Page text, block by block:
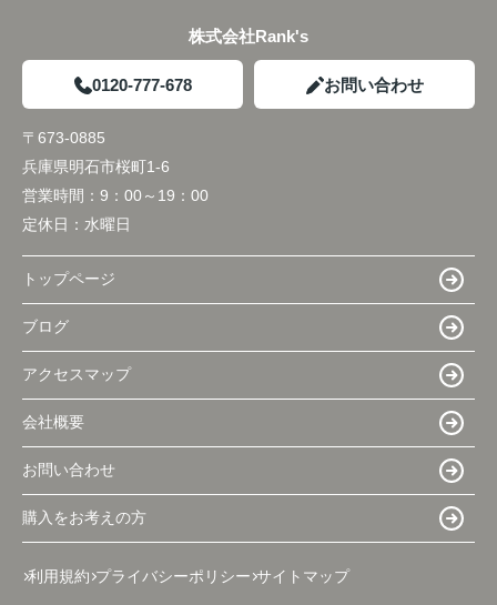
株式会社Rank's
0120-777-678 お問い合わせ
〒673-0885
兵庫県明石市桜町1-6
営業時間： 9：00～19：00
定休日： 水曜日
トップページ
ブログ
アクセスマップ
会社概要
お問い合わせ
購入をお考えの方
利用規約 プライバシーポリシー サイトマップ